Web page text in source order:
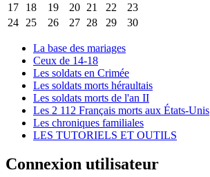
17
18 19 20 21 22
23
24
25 26 27 28 29 30
La base des mariages
Ceux de 14-18
Les soldats en Crimée
Les soldats morts héraultais
Les soldats morts de l'an II
Les 2 112 Français morts aux États-Unis
Les chroniques familiales
LES TUTORIELS ET OUTILS
Connexion utilisateur